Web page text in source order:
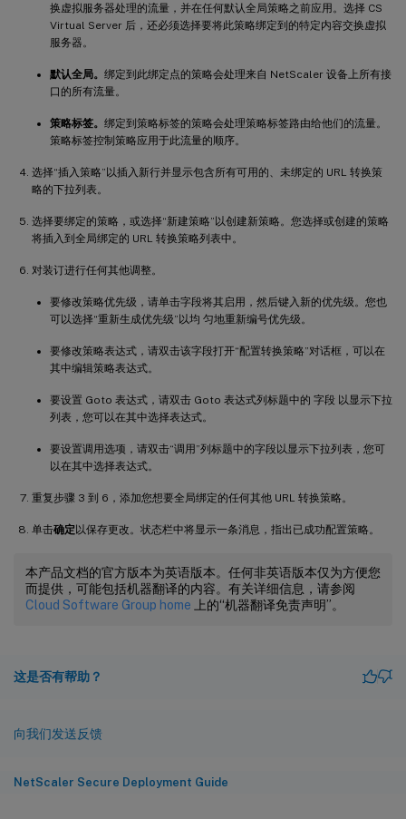
换虚拟服务器处理的流量，并在任何默认全局策略之前应用。选择 CS
Virtual Server 后，还必须选择要将此策略绑定到的特定内容交换虚拟
服务器。
默认全局。 绑定到此绑定点的策略会处理来自 NetScaler 设备上所有接
口的所有流量。
策略标签。 绑定到策略标签的策略会处理策略标签路由给他们的流量。
策略标签控制策略应用于此流量的顺序。
选择“插入策略”以插入新行并显示包含所有可用的、未绑定的 URL 转换策
略的下拉列表。
选择要绑定的策略，或选择“新建策略”以创建新策略。您选择或创建的策略
将插入到全局绑定的 URL 转换策略列表中。
对装订进行任何其他调整。
要修改策略优先级，请单击字段将其启用，然后键入新的优先级。您也
可以选择“重新生成优先级”以均 匀地重新编号优先级。
要修改策略表达式，请双击该字段打开“配置转换策略”对话框，可以在
其中编辑策略表达式。
要设置 Goto 表达式，请双击 Goto 表达式列标题中的 字段 以显示下拉
列表，您可以在其中选择表达式。
要设置调用选项，请双击“调用”列标题中的字段以显示下拉列表，您可
以在其中选择表达式。
重复步骤 3 到 6，添加您想要全局绑定的任何其他 URL 转换策略。
单击确定以保存更改。状态栏中将显示一条消息，指出已成功配置策略。
本产品文档的官方版本为英语版本。任何非英语版本仅为方便您
而提供，可能包括机器翻译的内容。有关详细信息，请参阅
Cloud Software Group home 上的“机器翻译免责声明”。
这是否有帮助？
向我们发送反馈
NetScaler Secure Deployment Guide